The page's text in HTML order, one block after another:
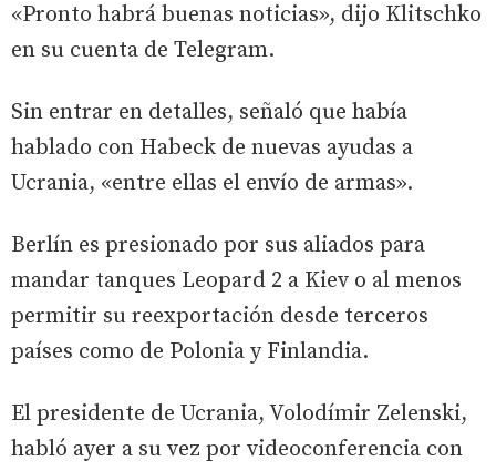
«Pronto habrá buenas noticias», dijo Klitschko
en su cuenta de Telegram.
Sin entrar en detalles, señaló que había
hablado con Habeck de nuevas ayudas a
Ucrania, «entre ellas el envío de armas».
Berlín es presionado por sus aliados para
mandar tanques Leopard 2 a Kiev o al menos
permitir su reexportación desde terceros
países como de Polonia y Finlandia.
El presidente de Ucrania, Volodímir Zelenski,
habló ayer a su vez por videoconferencia con